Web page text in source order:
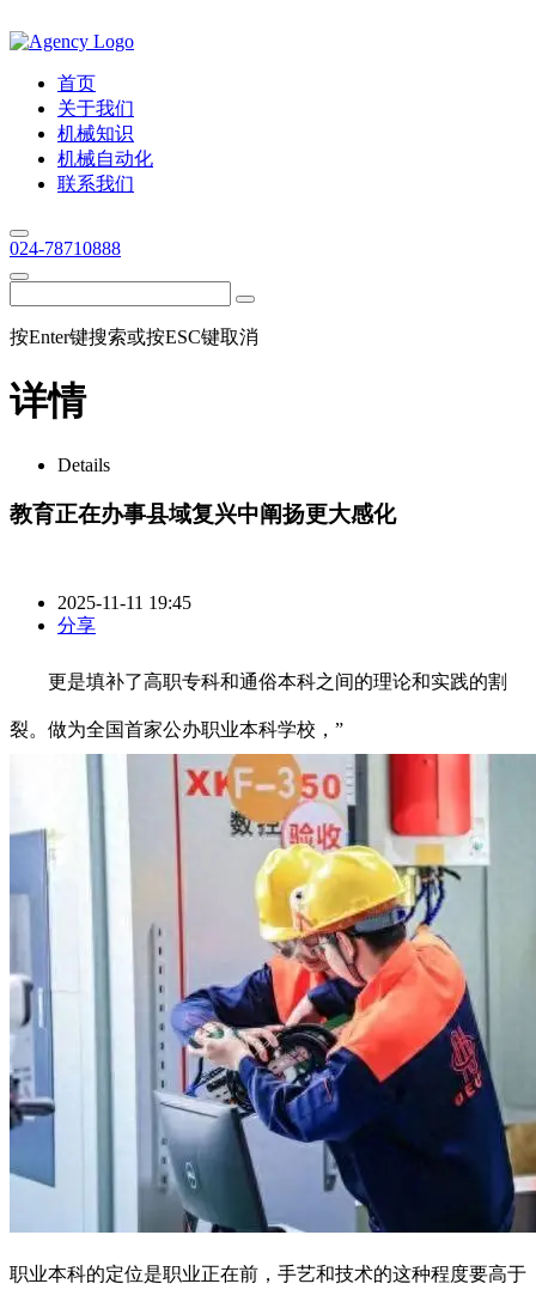
首页
关于我们
机械知识
机械自动化
联系我们
024-78710888
按Enter键搜索或按ESC键取消
详情
Details
教育正在办事县域复兴中阐扬更大感化
2025-11-11 19:45
分享
更是填补了高职专科和通俗本科之间的理论和实践的割
裂。做为全国首家公办职业本科学校，”
职业本科的定位是职业正在前，手艺和技术的这种程度要高于